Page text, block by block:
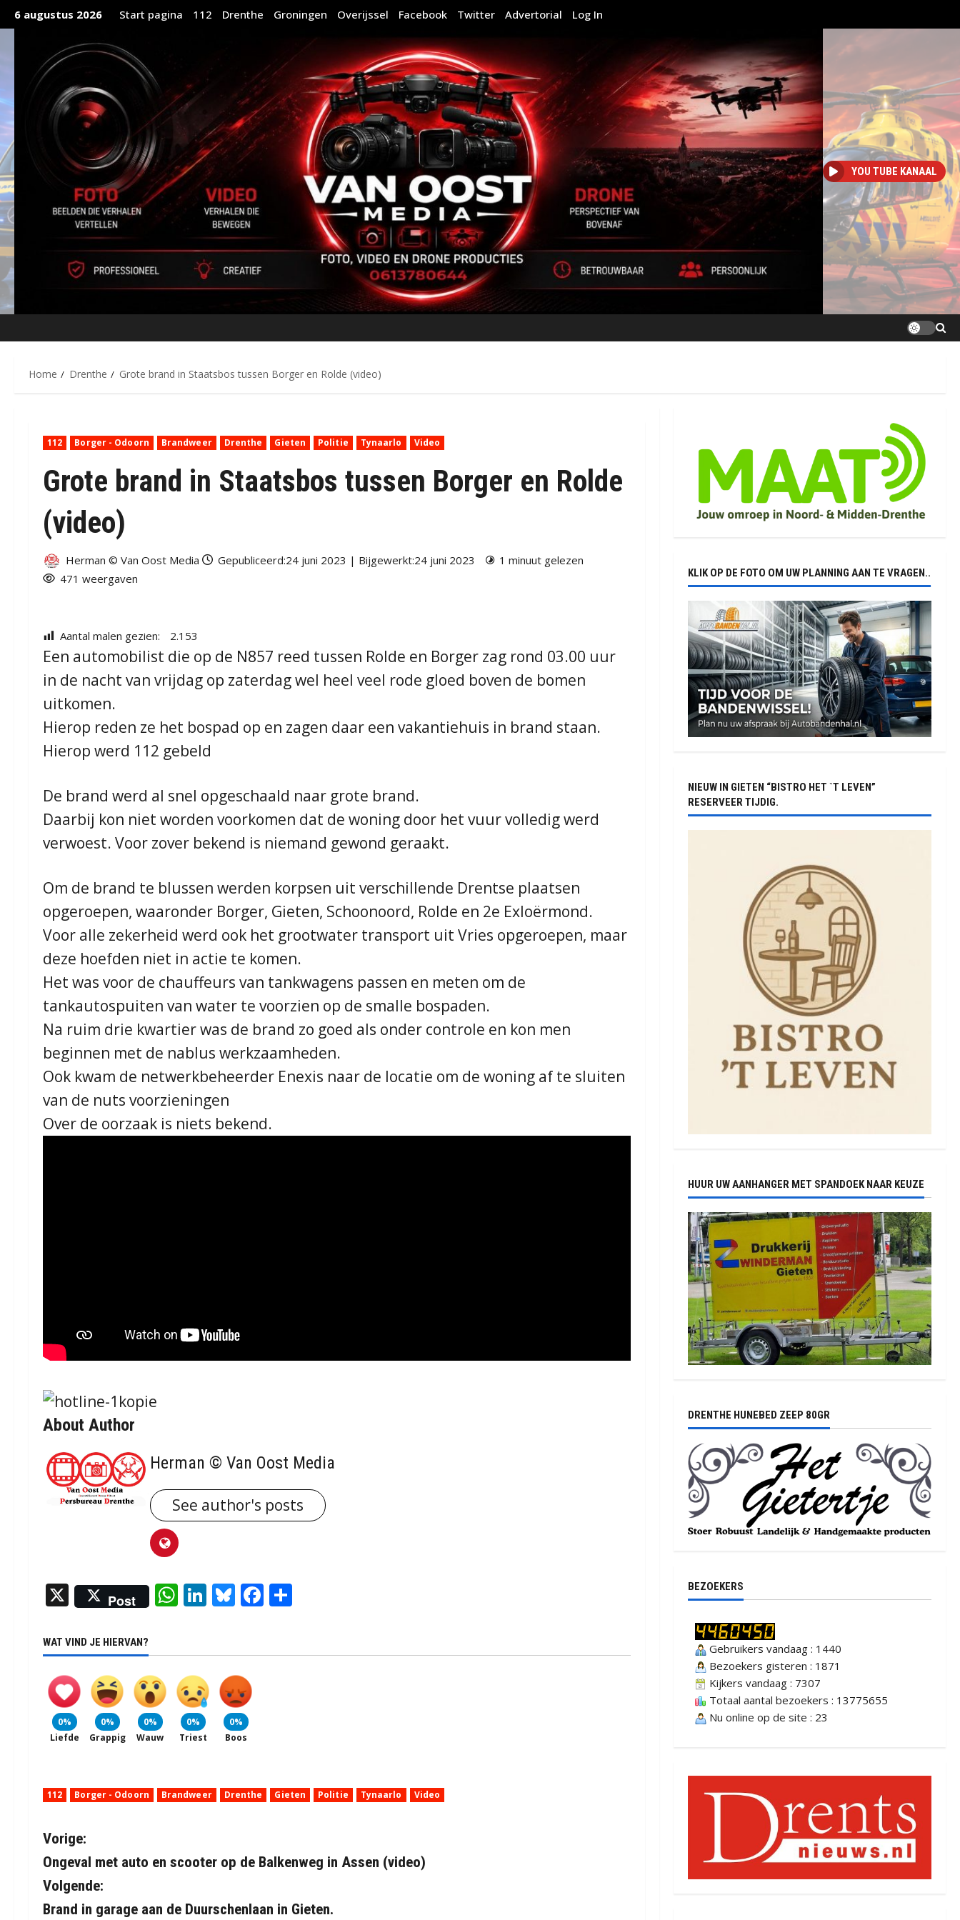
naar
6 augustus 2026 Start pagina 112 Drenthe Groningen Overijssel Facebook Twitter Advertorial Log In
YOU TUBE KANAAL
Home Drenthe Grote brand in Staatsbos tussen Borger en Rolde (video)
112 Borger - Odoorn Brandweer Drenthe Gieten Politie Tynaarlo Video
Grote brand in Staatsbos tussen Borger en Rolde
(video)
Herman © Van Oost Media Gepubliceerd:24 juni 2023 | Bijgewerkt:24 juni 2023
1 minuut gelezen
471 weergaven
Aantal malen gezien: 2.153
Een automobilist die op de N857 reed tussen Rolde en Borger zag rond 03.00 uur
in de nacht van vrijdag op zaterdag wel heel veel rode gloed boven de bomen
uitkomen.
Hierop reden ze het bospad op en zagen daar een vakantiehuis in brand staan.
Hierop werd 112 gebeld
De brand werd al snel opgeschaald naar grote brand.
Daarbij kon niet worden voorkomen dat de woning door het vuur volledig werd
verwoest. Voor zover bekend is niemand gewond geraakt.
Om de brand te blussen werden korpsen uit verschillende Drentse plaatsen
opgeroepen, waaronder Borger, Gieten, Schoonoord, Rolde en 2e Exloërmond.
Voor alle zekerheid werd ook het grootwater transport uit Vries opgeroepen, maar
deze hoefden niet in actie te komen.
Het was voor de chauffeurs van tankwagens passen en meten om de
tankautospuiten van water te voorzien op de smalle bospaden.
Na ruim drie kwartier was de brand zo goed als onder controle en kon men
beginnen met de nablus werkzaamheden.
Ook kwam de netwerkbeheerder Enexis naar de locatie om de woning af te sluiten
van de nuts voorzieningen
Over de oorzaak is niets bekend.
About Author
Herman © Van Oost Media
See author's posts
X Post WhatsApp
LinkedIn
Bluesky
Facebook
WAT VIND JE HIERVAN?
0%
Liefde
0%
Grappig
0%
Wauw
0%
Triest
0%
Boos
112 Borger - Odoorn Brandweer Drenthe Gieten Politie Tynaarlo Video
B
e
r
Vorige:
Ongeval met auto en scooter op de Balkenweg in Assen (video)
Volgende:
Brand in garage aan de Duurschenlaan in Gieten.
KLIK OP DE FOTO OM UW PLANNING AAN TE VRAGEN..
NIEUW IN GIETEN “BISTRO HET `T LEVEN”
RESERVEER TIJDIG.
HUUR UW AANHANGER MET SPANDOEK NAAR KEUZE
DRENTHE HUNEBED ZEEP 80GR
BEZOEKERS
Gebruikers vandaag : 1440
Bezoekers gisteren : 1871
Kijkers vandaag : 7307
Totaal aantal bezoekers : 13775655
Nu online op de site : 23